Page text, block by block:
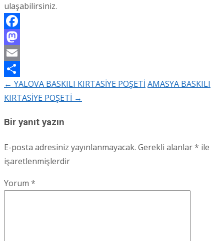
ulaşabilirsiniz.
Facebook
Mastodon
Email
Share
Post
← YALOVA BASKILI KIRTASİYE POŞETİ AMASYA BASKILI
KIRTASİYE POŞETİ →
Bir yanıt yazın
E-posta adresiniz yayınlanmayacak. Gerekli alanlar* ile
işaretlenmişlerdir
Yorum *